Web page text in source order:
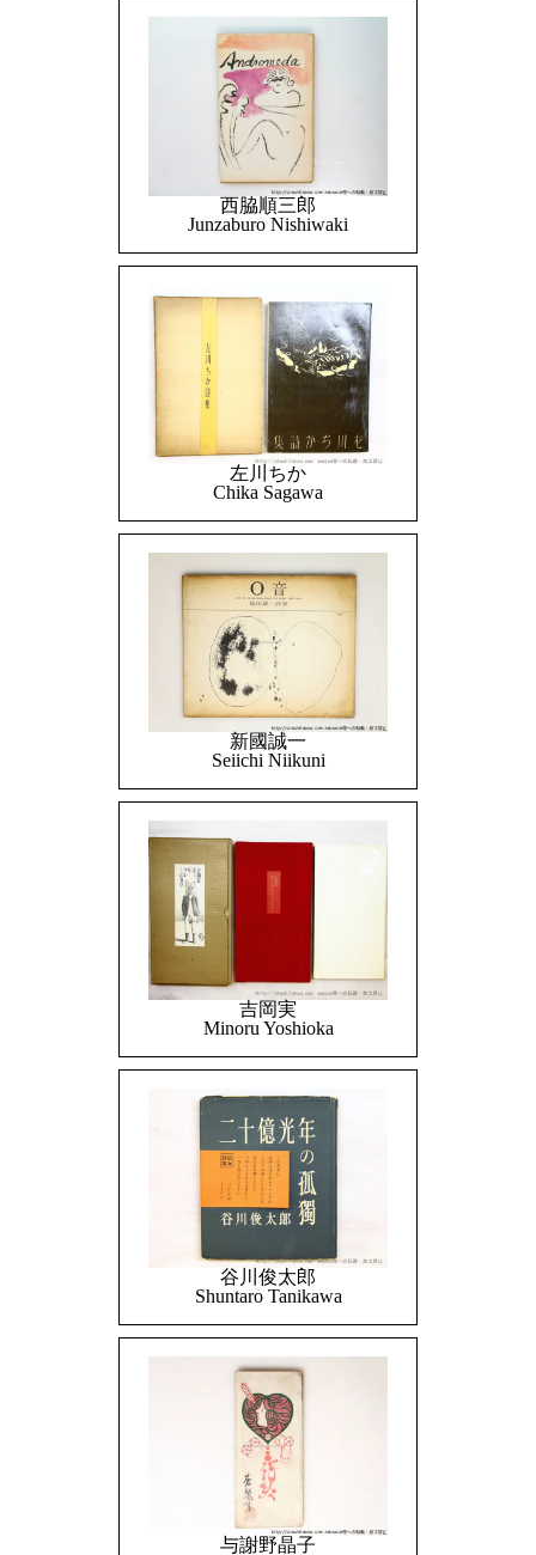
西脇順三郎
Junzaburo Nishiwaki
左川ちか
Chika Sagawa
新國誠一
Seiichi Niikuni
吉岡実
Minoru Yoshioka
谷川俊太郎
Shuntaro Tanikawa
与謝野晶子